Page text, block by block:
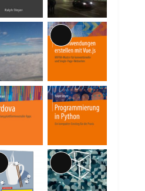
Lange
Beschreibung
Lange
Beschreibung
Lange
Beschreibung